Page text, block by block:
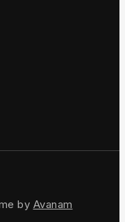
by Avanam